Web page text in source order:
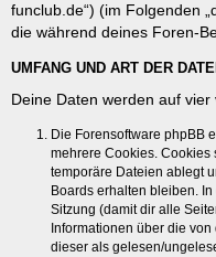
funclub.de“) (im Folgenden
die während deines Foren-
UMFANG UND ART DER
Deine Daten werden auf
Die Forensoftware phpBB
mehrere Cookies. Cookies
temporäre Dateien ablegt
Boards erhalten bleiben.
Sitzung (damit dir alle
Informationen über die
dieser als gelesen/